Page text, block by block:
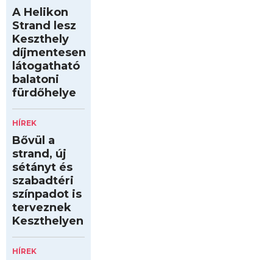
A Helikon
Strand lesz
Keszthely
díjmentesen
látogatható
balatoni
fürdőhelye
HÍREK
Bővül a
strand, új
sétányt és
szabadtéri
színpadot is
terveznek
Keszthelyen
HÍREK